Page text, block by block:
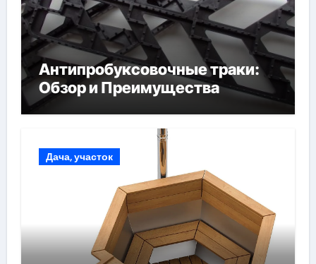
Антипробуксовочные траки:
Обзор и Преимущества
Дача, участок